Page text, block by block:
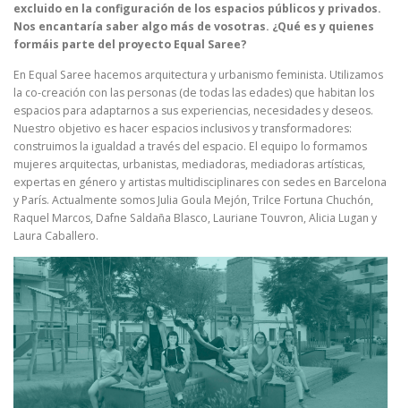
excluido en la configuración de los espacios públicos y privados.
Nos encantaría saber algo más de vosotras. ¿Qué es y quienes
formáis parte del proyecto Equal Saree?
En Equal Saree hacemos arquitectura y urbanismo feminista. Utilizamos
la co-creación con las personas (de todas las edades) que habitan los
espacios para adaptarnos a sus experiencias, necesidades y deseos.
Nuestro objetivo es hacer espacios inclusivos y transformadores:
construimos la igualdad a través del espacio. El equipo lo formamos
mujeres arquitectas, urbanistas, mediadoras, mediadoras artísticas,
expertas en género y artistas multidisciplinares con sedes en Barcelona
y París. Actualmente somos Julia Goula Mejón, Trilce Fortuna Chuchón,
Raquel Marcos, Dafne Saldaña Blasco, Lauriane Touvron, Alicia Lugan y
Laura Caballero.